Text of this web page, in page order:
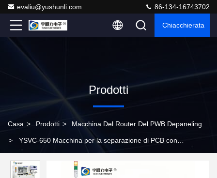
evaliu@yushunli.com 86-134-16743702
Chiacchierata
Prodotti
Casa > Prodotti > Macchina Del Router Del PWB Depaneling
> YSVC-650 Macchina per la separazione di PCB con
e robot X-Y ad alta velocità